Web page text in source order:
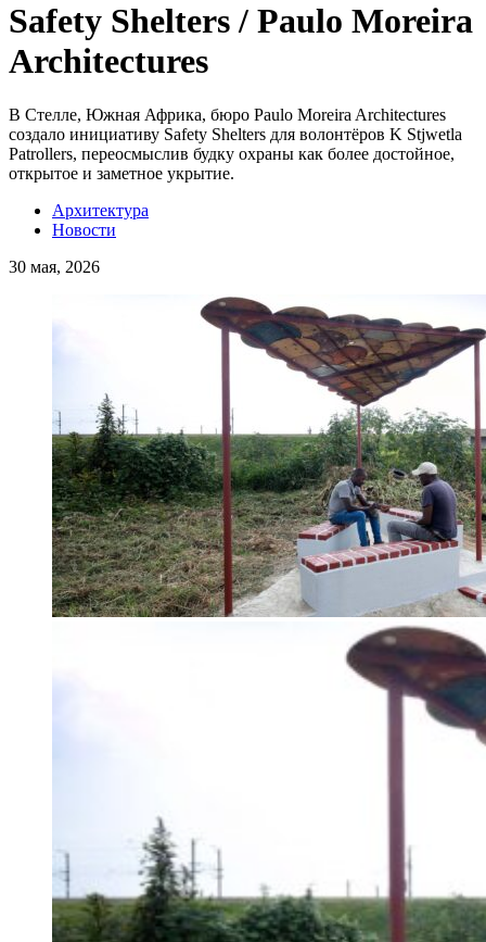
Safety Shelters / Paulo Moreira
Architectures
В Стелле, Южная Африка, бюро Paulo Moreira Architectures
создало инициативу Safety Shelters для волонтёров K Stjwetla
Patrollers, переосмыслив будку охраны как более достойное,
открытое и заметное укрытие.
Архитектура
Новости
30 мая, 2026